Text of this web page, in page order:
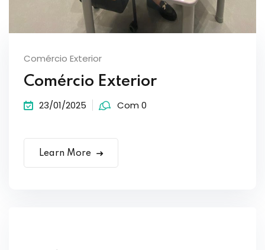
Comércio Exterior
Comércio Exterior
23/01/2025 Com 0
Learn More